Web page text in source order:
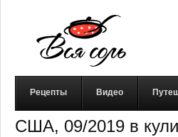
Рецепты Видео
США, 09/2019 в